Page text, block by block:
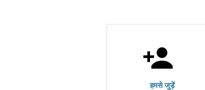
हमसे जुड़ें